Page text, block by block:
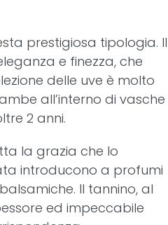
prestigiosa tipologia. Il
e finezza, che
delle uve è molto
all’interno di vasche
2 anni.
la grazia che lo
introducono a profumi
Il tannino, al
ed impeccabile